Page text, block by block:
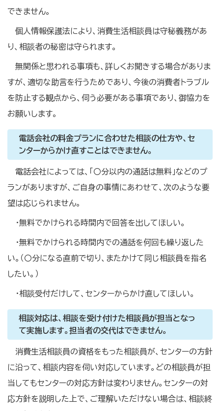
できません。
個人情報保護法により、消費生活相談員は守秘義務があ
り、相談者の秘密は守られます。
無関係と思われる事項も、詳しくお聞きする場合がありま
すが、適切な助言を行うためであり、今後の消費者トラブル
を防止する観点から、伺う必要がある事項であり、御協力を
お願いします。
電話会社の料金プランに合わせた相談の仕方や、セ
ンターからかけ直すことはできません。
電話会社によっては、「〇分以内の通話は無料」などのプ
ランがありますが、ご自身の事情にあわせて、次のような要
望は応じられません。
・無料でかけられる時間内で回答を出してほしい。
・無料でかけられる時間内での通話を何回も繰り返した
い。（〇分になる直前で切り、またかけて同じ相談員を指名
したい。）
・相談受付だけして、センターからかけ直してほしい。
相談対応は、相談を受け付けた相談員が担当となっ
て実施します。担当者の交代はできません。
消費生活相談員の資格をもった相談員が、センターの方針
に沿って、相談内容を伺い対応しています。どの相談員が担
当してもセンターの対応方針は変わりません。センターの対
応方針を説明した上で、ご理解いただけない場合は、相談終